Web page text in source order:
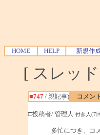
HOME HELP 新規作
[ スレッ
■747/ 親記事) コメン
□投稿者/ 管理人 付き人(7
多忙につき、コ